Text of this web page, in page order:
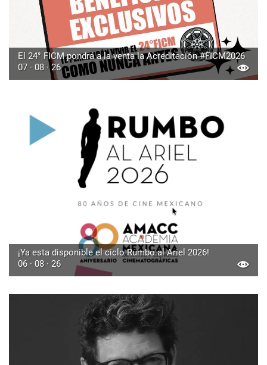
El 24° FICM pondrá a la venta la Acreditación #FICM2026
07 · 08 · 26
¡Ya esta disponible el ciclo Rumbo al Ariel 2026!
06 · 08 · 26